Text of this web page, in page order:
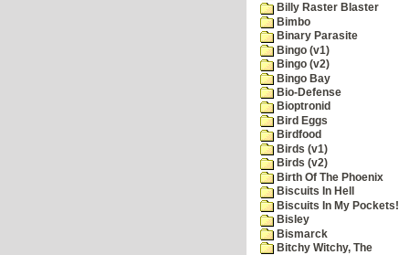
Billy Raster Blaster
Bimbo
Binary Parasite
Bingo (v1)
Bingo (v2)
Bingo Bay
Bio-Defense
Bioptronid
Bird Eggs
Birdfood
Birds (v1)
Birds (v2)
Birth Of The Phoenix
Biscuits In Hell
Biscuits In My Pockets!
Bisley
Bismarck
Bitchy Witchy, The